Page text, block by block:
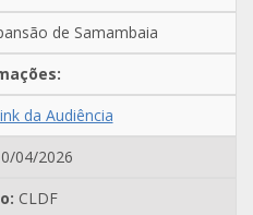
de Samambaia
da Audiência
04/2026
CLDF